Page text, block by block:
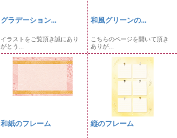
グラデーション...
イラストをご覧頂き誠にあり
がとう...
和風グリーンの...
こちらのページを開いて頂き
ありが...
和紙のフレーム 縦のフレーム